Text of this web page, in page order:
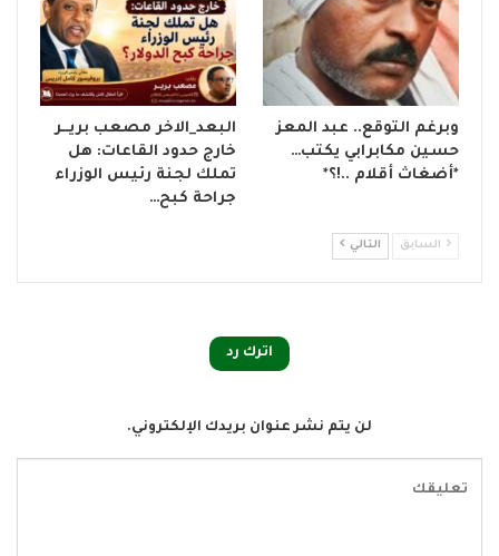
وبرغم التوقع.. عبد المعز
حسين مكابرابي يكتب…
*أضغاث أقلام ..!؟*
البعد_الاخر مصعب بريــر
خارج حدود القاعات: هل
تملك لجنة رئيس الوزراء
جراحة كبح…
السابق التالي
اترك رد
لن يتم نشر عنوان بريدك الإلكتروني.